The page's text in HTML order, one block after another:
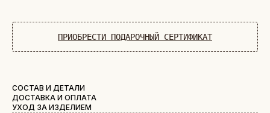
ПРИОБРЕСТИ ПОДАРОЧНЫЙ СЕРТИФИКАТ
СОСТАВ И ДЕТАЛИ
ДОСТАВКА И ОПЛАТА
УХОД ЗА ИЗДЕЛИЕМ